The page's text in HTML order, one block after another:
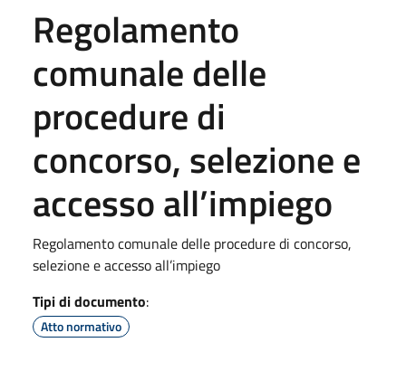
Regolamento
comunale delle
procedure di
concorso, selezione e
accesso all’impiego
Regolamento comunale delle procedure di concorso,
selezione e accesso all’impiego
Tipi di documento:
Atto normativo